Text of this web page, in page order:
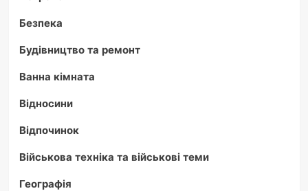
Безпека
Будівництво та ремонт
Ванна кімната
Відносини
Відпочинок
Військова техніка та військові теми
Географія